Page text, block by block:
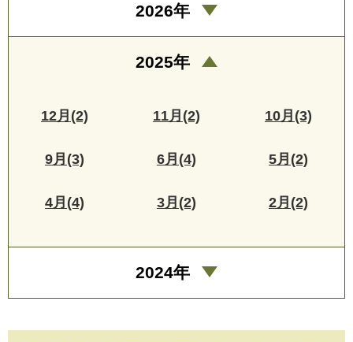
2026年
2025年
12月(2) 11月(2) 10月(3)
9月(3) 6月(4) 5月(2)
4月(4) 3月(2) 2月(2)
2024年